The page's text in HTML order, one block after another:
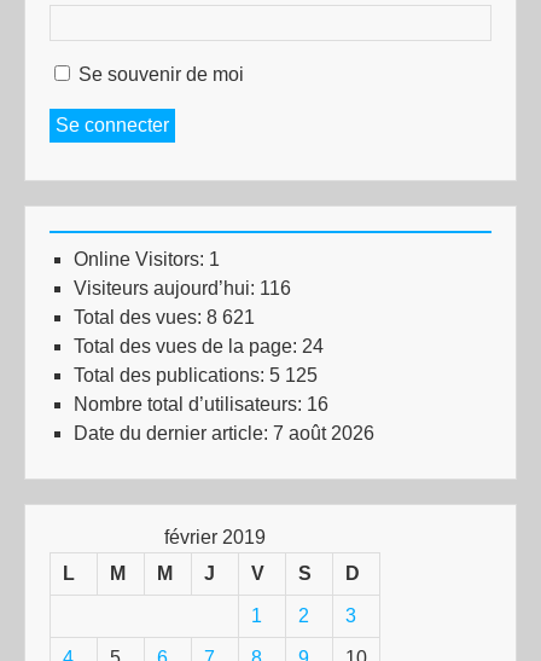
Se souvenir de moi
Se connecter
Online Visitors: 1
Visiteurs aujourd’hui: 116
Total des vues: 8 621
Total des vues de la page: 24
Total des publications: 5 125
Nombre total d’utilisateurs: 16
Date du dernier article: 7 août 2026
février 2019
L
M M J V S D
1 2 3